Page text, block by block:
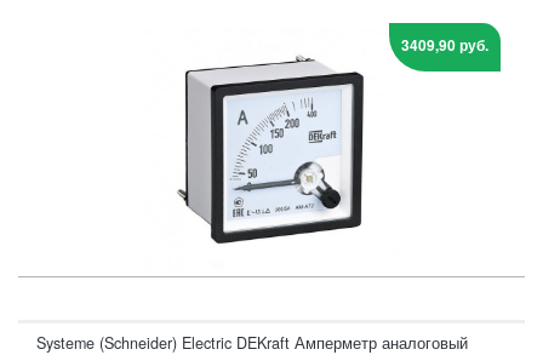
3409,90 руб.
Systeme (Schneider) Electric DEKraft Амперметр аналоговый